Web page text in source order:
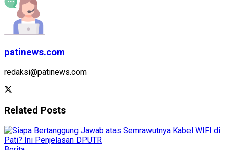
patinews.com
redaksi@patinews.com
Related Posts